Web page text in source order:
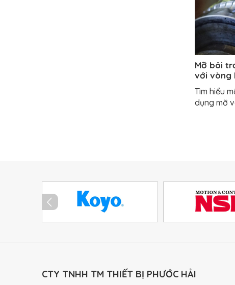
Mỡ bôi
với vòng
Tìm hiểu
dụng mỡ
CTY TNHH TM THIẾT BỊ PHƯỚC HẢI